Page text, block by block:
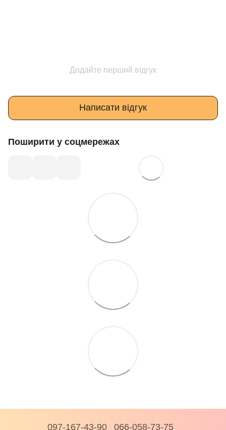
Додайте перший відгук
Написати відгук
Поширити у соцмережах
097-167-43-90 066-058-73-75